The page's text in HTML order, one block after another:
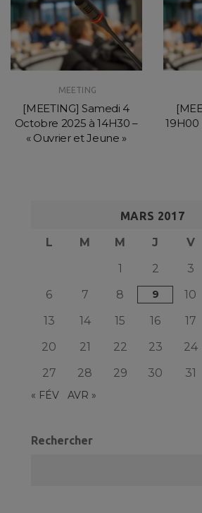
MEETING
[MEETING] Samedi 4
Octobre 2025 à 14H30 –
« Ouvrier et Jeune »
19H00
MARS 2017
L M M J V
1
2 3
6
7 8 9 10
13
14 15 16 17
20
21 22 23 24
27
28 29 30 31
« FÉV AVR »
Rechercher